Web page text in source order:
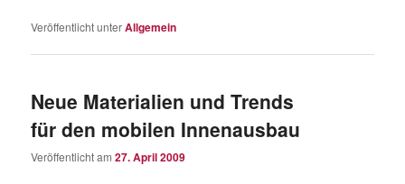
Veröffentlicht unterAllgemein
Neue Materialien und Trends
für den mobilen Innenausbau
Veröffentlicht am27. April 2009